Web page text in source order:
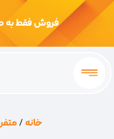
فروش فقط به
خانه/